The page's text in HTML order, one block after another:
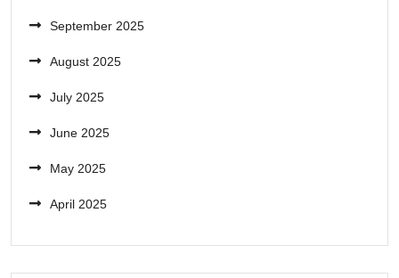
September 2025
August 2025
July 2025
June 2025
May 2025
April 2025